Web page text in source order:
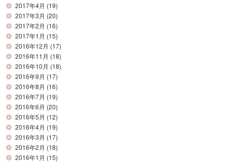
2017年4月 (19)
2017年3月 (20)
2017年2月 (16)
2017年1月 (15)
2016年12月 (17)
2016年11月 (18)
2016年10月 (18)
2016年9月 (17)
2016年8月 (16)
2016年7月 (19)
2016年6月 (20)
2016年5月 (12)
2016年4月 (19)
2016年3月 (17)
2016年2月 (18)
2016年1月 (15)